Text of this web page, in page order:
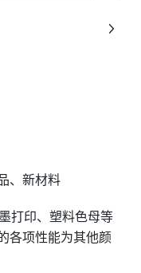
、新材料
打印、塑料色母等
各项性能为其他颜